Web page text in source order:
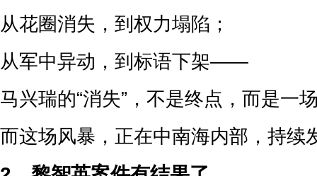
从花圈消失，到权力塌陷；
从军中异动，到标语下架——
马兴瑞的“消失”，不是终点，而是一
而这场风暴，正在中南海内部，持续